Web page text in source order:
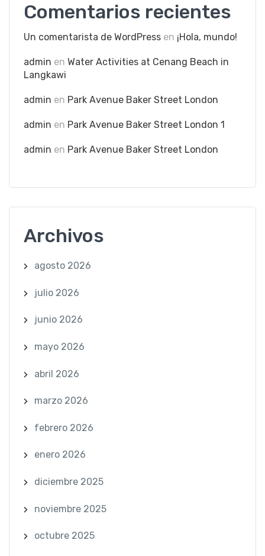
Comentarios recientes
Un comentarista de WordPress en ¡Hola, mundo!
admin en Water Activities at Cenang Beach in
Langkawi
admin en Park Avenue Baker Street London
admin en Park Avenue Baker Street London 1
admin en Park Avenue Baker Street London
Archivos
agosto 2026
julio 2026
junio 2026
mayo 2026
abril 2026
marzo 2026
febrero 2026
enero 2026
diciembre 2025
noviembre 2025
octubre 2025